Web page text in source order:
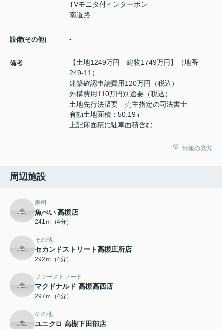
TVモニタ付インターホン
南道路
設備(その他) -
備考
【土地1249万円 建物1749万円】（地番
249-11）
建築確認申請費用120万円（税込）
外構費用110万円別途要（税込）
土地先行決済要 売主指定の司法書士
有効土地面積：50.19㎡
上記床面積に駐車面積含む
情報の見方
周辺施設
寿司
魚べい 高槻店
241ｍ（4分）
その他
セカンドストリート高槻庄所店
292ｍ（4分）
ファーストフード
マクドナルド 高槻高西店
297ｍ（4分）
その他
ユニクロ 高槻下田部店